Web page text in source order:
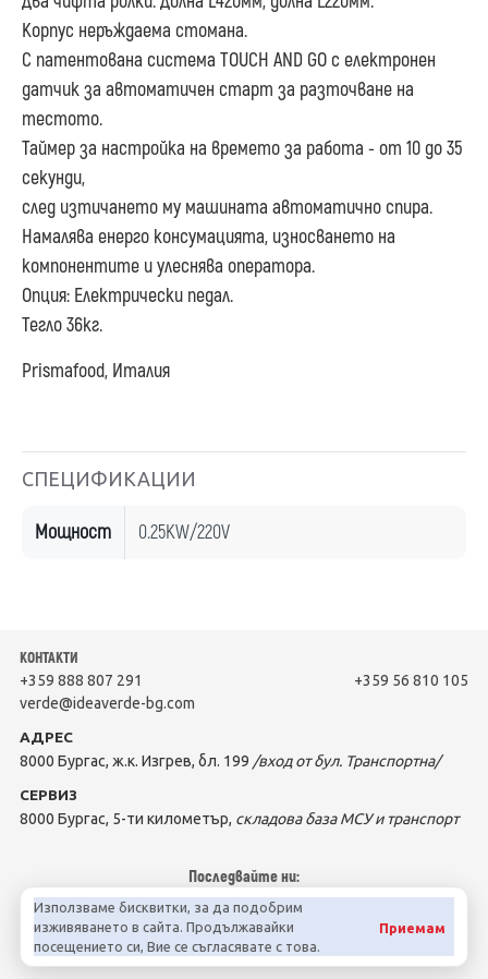
Използваме бисквитки, за да подобрим
изживяването в сайта. Продължавайки
посещението си, Вие се съгласявате с това.
Приемам
Корпус неръждаема стомана.
С патентована система TOUCH AND GO с електронен
датчик за автоматичен старт за разточване на
тестото.
Таймер за настройка на времето за работа - от 10 до 35
секунди,
след изтичането му машината автоматично спира.
Намалява енерго консумацията, износването на
компонентите и улеснява оператора.
Опция: Електрически педал.
Тегло 36кг.
Prismafood, Италия
СПЕЦИФИКАЦИИ
Мощност 0.25KW/220V
КОНТАКТИ
+359 888 807 291
+359 56 810 105
verde@ideaverde-bg.com
АДРЕС
8000 Бургас, ж.к. Изгрев, бл. 199 /вход от бул. Транспортна/
СЕРВИЗ
8000 Бургас, 5-ти километър, складова база МСУ и транспорт
Последвайте ни: